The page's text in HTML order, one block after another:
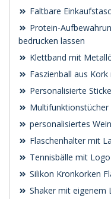
Faltbare
Protein-
bedrucken lassen
Klettband mit
Faszienball aus
Personalisierte
Multifunktionstücher
personalisiertes
Flaschenhalter mit
Tennisbälle mit
Silikon Kronkorken
Shaker mit eigenem